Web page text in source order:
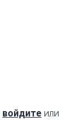
войдите или